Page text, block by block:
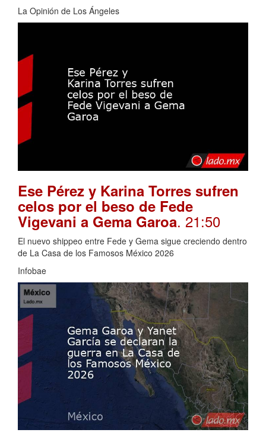
La Opinión de Los Ángeles
Ese Pérez y Karina Torres sufren
celos por el beso de Fede
Vigevani a Gema Garoa. 21:50
El nuevo shippeo entre Fede y Gema sigue creciendo dentro
de La Casa de los Famosos México 2026
Infobae